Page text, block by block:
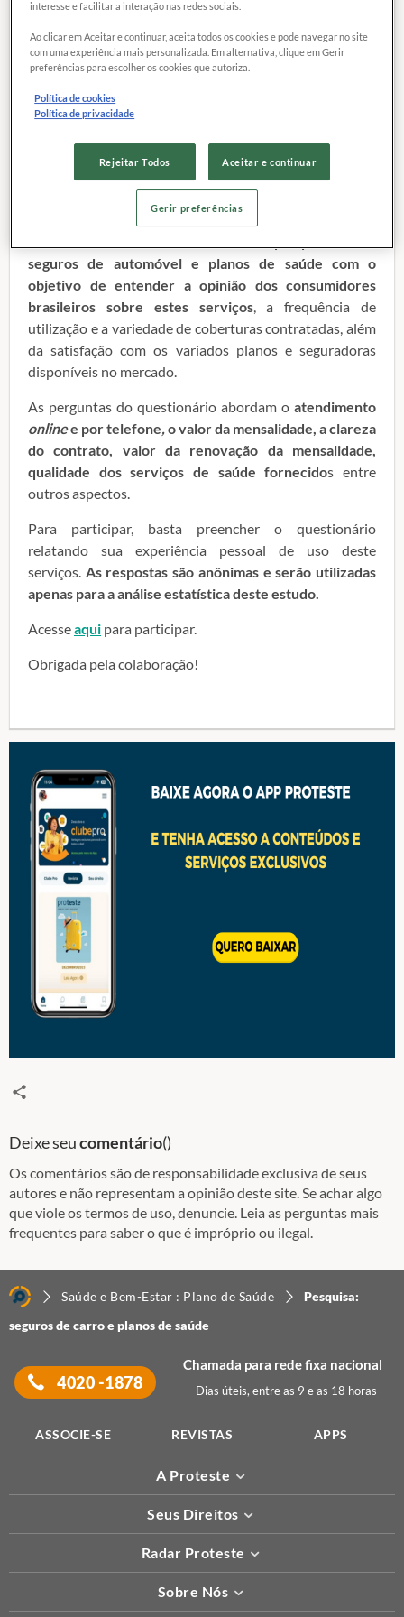
13 janeiro 2014
seguros de automóvel e planos de saúde com o
objetivo de entender a opinião dos consumidores
brasileiros sobre estes serviços, a frequência de
utilização e a variedade de coberturas contratadas, além
da satisfação com os variados planos e seguradoras
disponíveis no mercado.
As perguntas do questionário abordam o atendimento
onlinee por telefone,o valor da mensalidade, a clareza
do contrato, valor da renovação da mensalidade,
qualidade dos serviços de saúde fornecidos entre
outros aspectos.
Para participar, basta preencher o questionário
relatando sua experiência pessoal de uso deste
serviços. As respostas são anônimas e serão utilizadas
apenas para a análise estatística deste estudo.
Acesseaqui para participar.
Obrigada pela colaboração!
Deixe seucomentário()
Os comentários são de responsabilidade exclusiva de seus
autores e não representam a opinião deste site. Se achar algo
que viole os termos de uso, denuncie. Leia as perguntas mais
frequentes para saber o que é impróprio ou ilegal.
Saúde e Bem-Estar : Plano de Saúde
Pesquisa:
seguros de carro e planos de saúde
4020 -1878
Chamada para rede fixa nacional
Dias úteis, entre as 9 e as 18 horas
ASSOCIE-SE REVISTAS APPS
A Proteste
Seus Direitos
Radar Proteste
Sobre Nós
interesse e facilitar a interação nas redes sociais.
Ao clicar em Aceitar e continuar, aceita todos os cookies e pode navegar no site
com uma experiência mais personalizada. Em alternativa, clique em Gerir
preferências para escolher os cookies que autoriza.
Política de cookies
Política de privacidade
Rejeitar Todos Aceitar e continuar
Gerir preferências